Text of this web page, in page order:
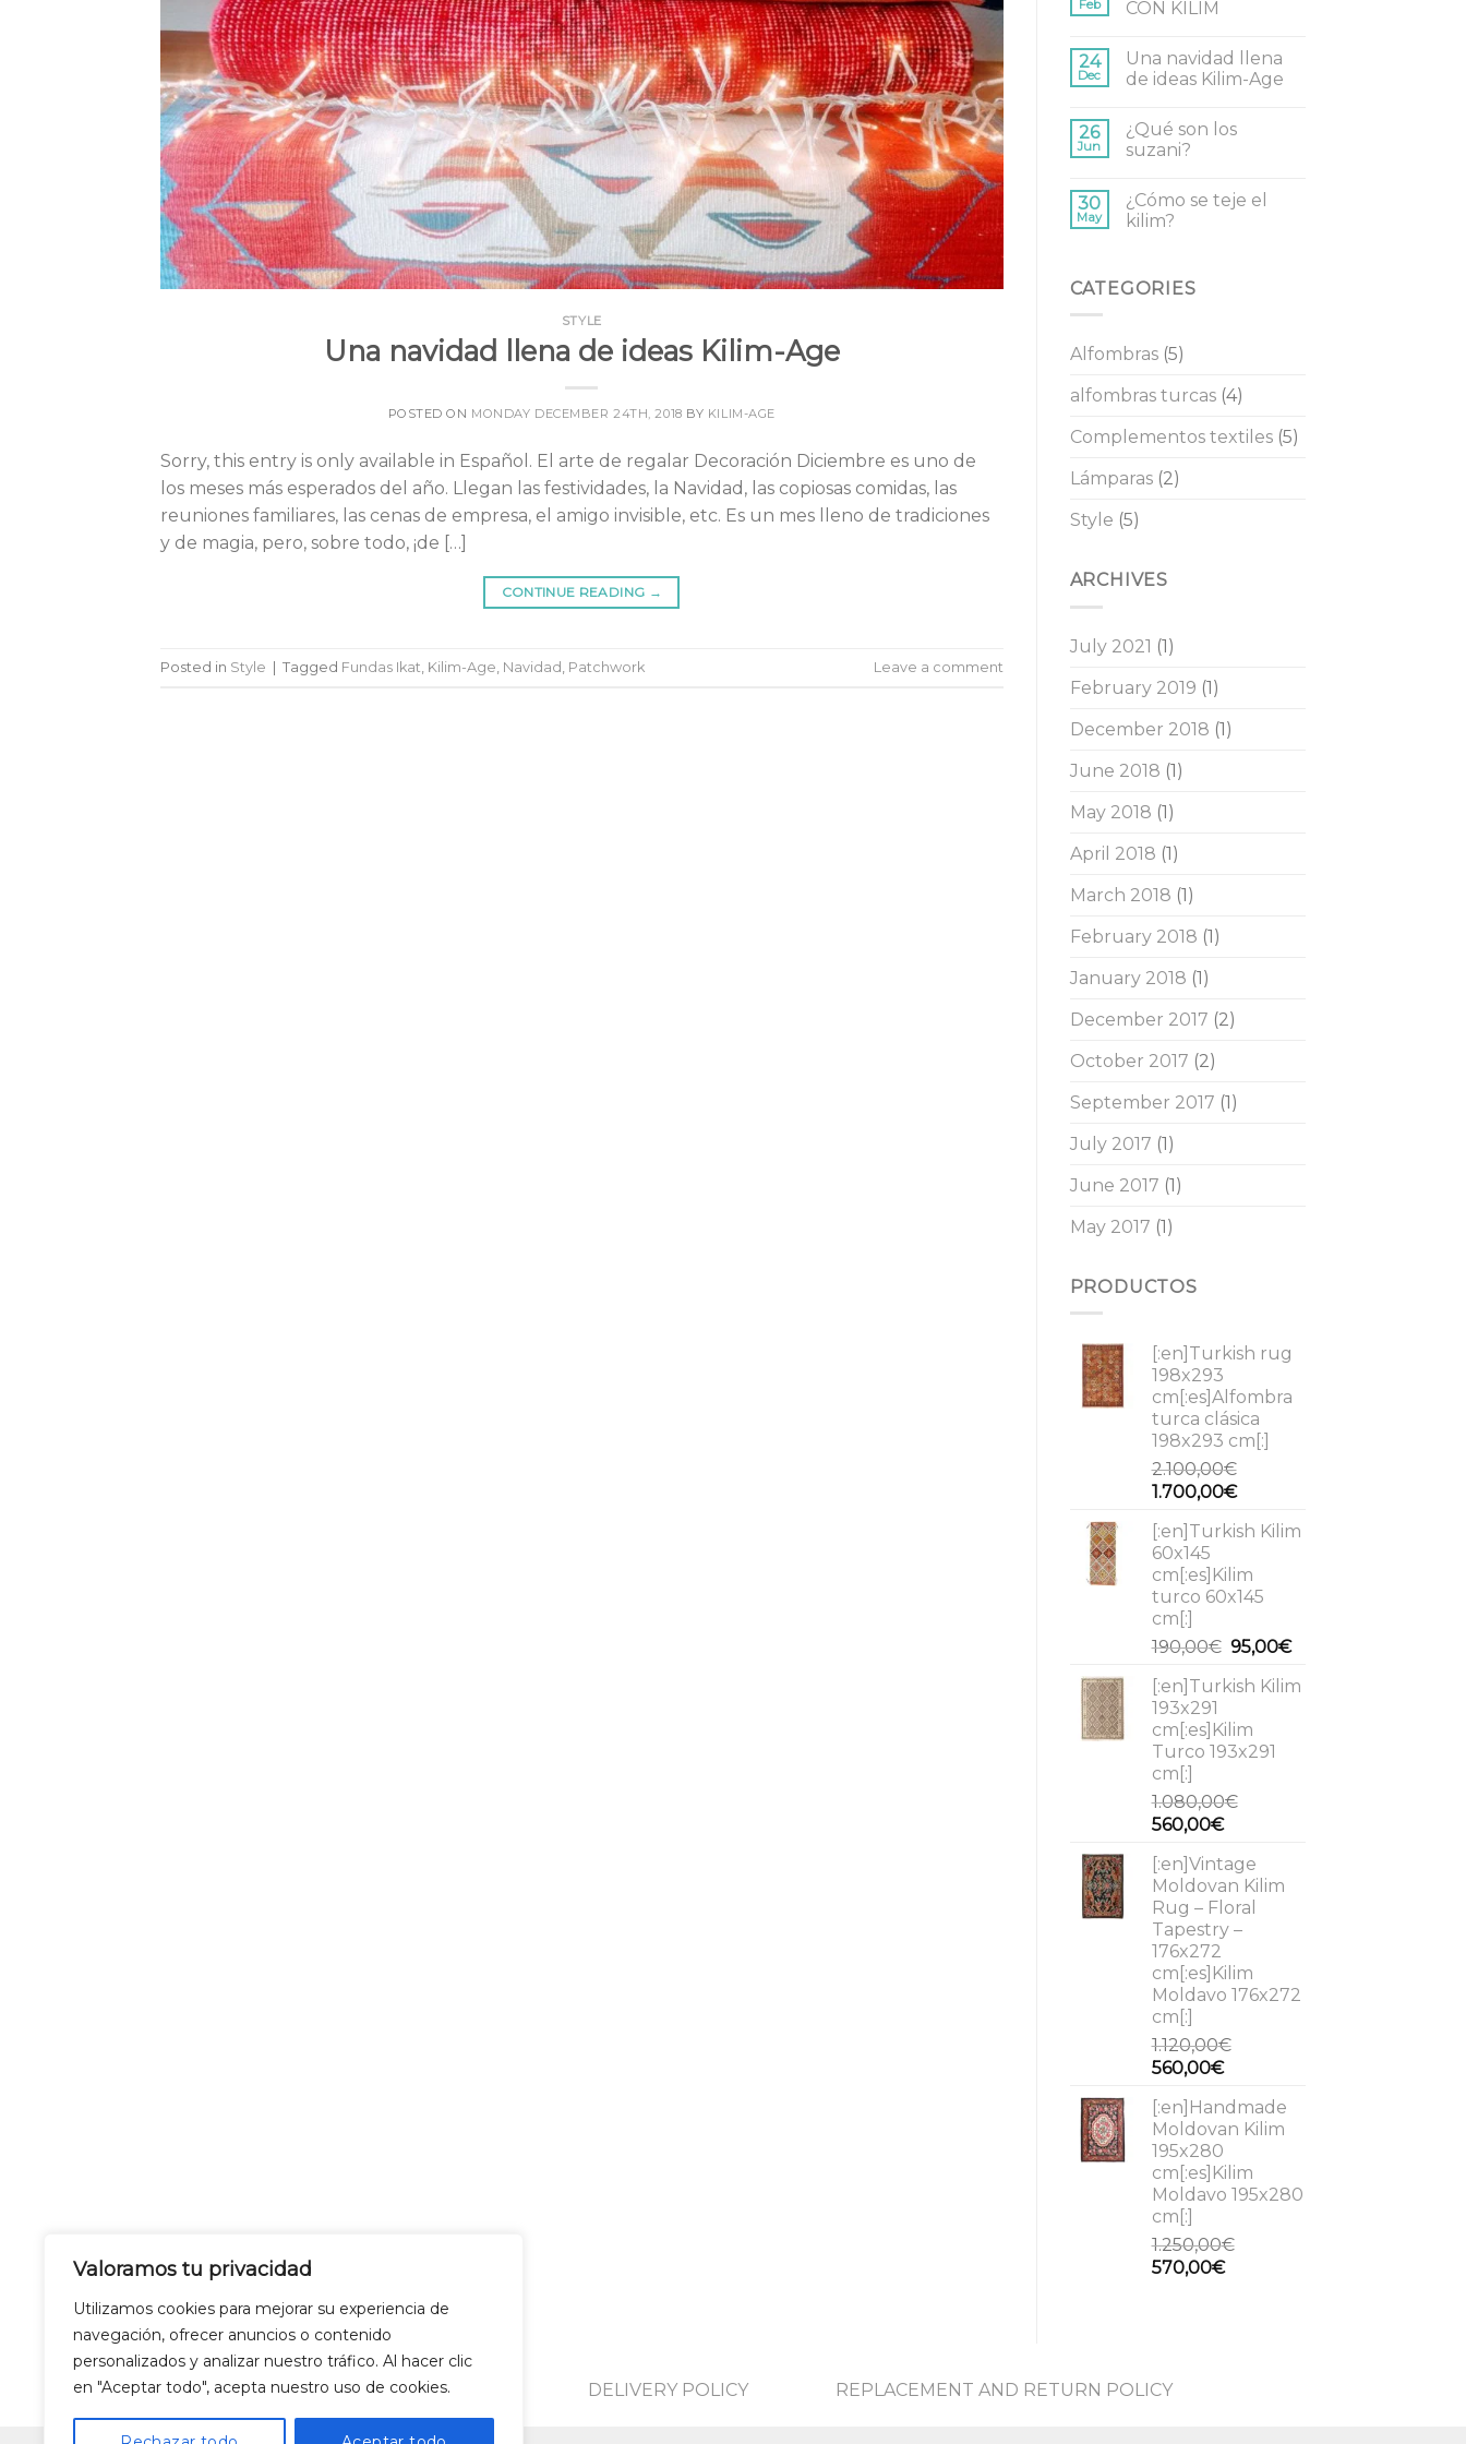
Valoramos tu privacidad
Utilizamos cookies para mejorar su experiencia de
navegación, ofrecer anuncios o contenido
personalizados y analizar nuestro tráfico. Al hacer clic
en "Aceptar todo", acepta nuestro uso de cookies.
STYLE
Una navidad llena de ideas Kilim-Age
POSTED ON MONDAY DECEMBER 24TH, 2018 BY KILIM-AGE
Sorry, this entry is only available in Español. El arte de regalar Decoración Diciembre es uno de
los meses más esperados del año. Llegan las festividades, la Navidad, las copiosas comidas, las
reuniones familiares, las cenas de empresa, el amigo invisible, etc. Es un mes lleno de tradiciones
y de magia, pero, sobre todo, ¡de […]
CONTINUE READING →
Posted in Style | Tagged Fundas Ikat Kilim-Age Navidad Patchwork Leave a comment
Feb
CON KILIM
24
Dec
Una navidad llena
de ideas Kilim-Age
26
Jun
¿Qué son los
suzani?
30
May
¿Cómo se teje el
kilim?
CATEGORIES
Alfombras(5)
alfombras turcas(4)
Complementos textiles(5)
Lámparas(2)
Style (5)
ARCHIVES
July 2021 (1)
February 2019 (1)
December 2018 (1)
June 2018 (1)
May 2018 (1)
April 2018 (1)
March 2018 (1)
February 2018 (1)
January 2018 (1)
December 2017 (2)
October 2017 (2)
September 2017 (1)
July 2017 (1)
June 2017 (1)
May 2017 (1)
PRODUCTOS
[:en]Turkish rug
198x293
cm[:es]Alfombra
turca clásica
198x293 cm[:]
2.100,00€
Original
was:
2.100,00€.
1.700,00€Current
is:
[:en]Turkish Kilim
60x145
cm[:es]Kilim
turco 60x145
cm[:]
190,00€ Original
was:
95,00€Current
is:
[:en]Turkish Kilim
193x291
cm[:es]Kilim
Turco 193x291
cm[:]
1.080,00€
Original
was:
1.080,00€.
560,00€Current
is:
560,00€.
[:en]Vintage
Moldovan Kilim
Rug – Floral
Tapestry –
176x272
cm[:es]Kilim
Moldavo 176x272
cm[:]
1.120,00€
Original
was:
1.120,00€.
560,00€Current
is:
560,00€.
[:en]Handmade
Moldovan Kilim
195x280
cm[:es]Kilim
Moldavo 195x280
cm[:]
1.250,00€
Original
570,00€Current
LEGAL WARNING DELIVERY POLICY REPLACEMENT AND RETURN POLICY